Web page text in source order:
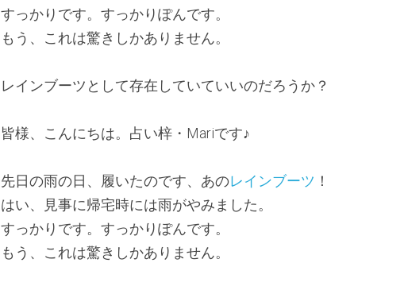
すっかりです。すっかりぽんです。
もう、これは驚きしかありません。
レインブーツとして存在していていいのだろうか？
皆様、こんにちは。占い梓・Mariです♪
先日の雨の日、履いたのです、あのレインブーツ ！
はい、見事に帰宅時には雨がやみました。
すっかりです。すっかりぽんです。
もう、これは驚きしかありません。